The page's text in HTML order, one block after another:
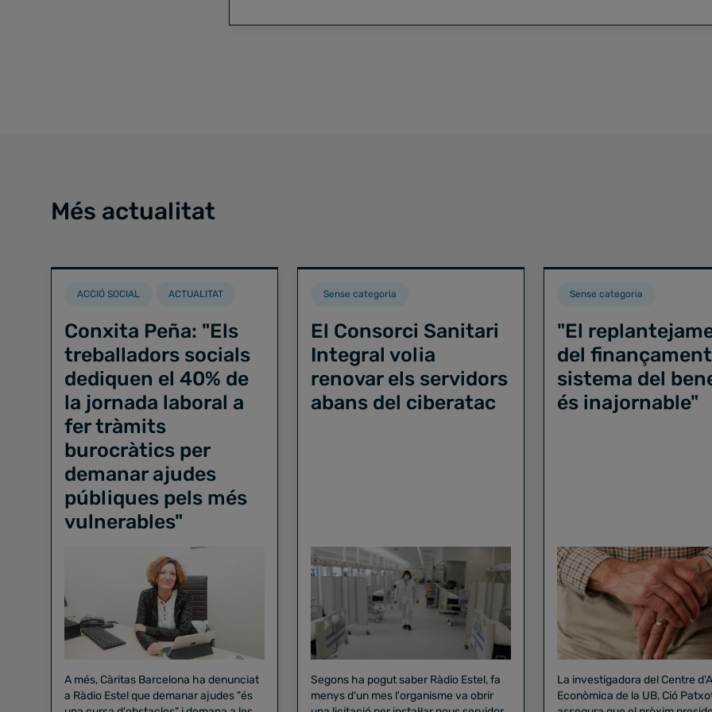
Més actualitat
ACCIÓ SOCIAL ACTUALITAT
Conxita Peña: "Els
treballadors socials
dediquen el 40% de
la jornada laboral a
fer tràmits
burocràtics per
demanar ajudes
públiques pels més
vulnerables"
A més, Càritas Barcelona ha denunciat
a Ràdio Estel que demanar ajudes "és
Sense categoria
El Consorci Sanitari
Integral volia
renovar els servidors
abans del ciberatac
Segons ha pogut saber Ràdio Estel, fa
menys d'un mes l'organisme va obrir
Sense categoria
"El
del
sistema del
és inajornable"
La investigadora del Centre
Econòmica de la UB, Ció